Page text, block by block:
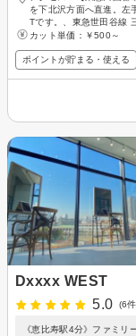
を下北沢方面へ直進。左
Tです。、東急世田谷線
カット単価： ￥500～
ポイントが貯まる・使える
Dxxxx WEST
5.0
(6
《恵比寿駅4分》ファミ